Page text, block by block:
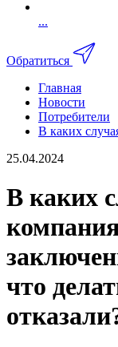
...
Обратиться
Главная
Новости
Потребители
В каких
25.04.2024
В каких
что